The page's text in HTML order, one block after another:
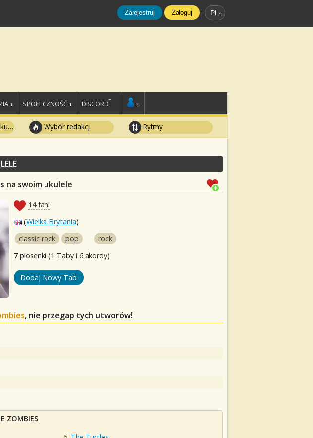
Zarejestruj Zaloguj Pl
+ SPOŁECZNOŚĆ + DISCORD +
Wybór redakcji Rytmy
na swoim ukulele
14fani
(Wielka Brytania)
classic rock
pop
rock
7 piosenki (1 Taby i 6 akordy)
Dodaj Nowy Tab
, nie przegap tych utworów!
ZOMBIES